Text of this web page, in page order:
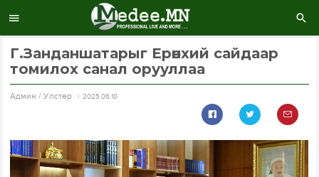
Г.Занданшатарыг Ерөнхий сайдаар
томилох санал орууллаа
Aдмин / Улстөр 2025.06.10